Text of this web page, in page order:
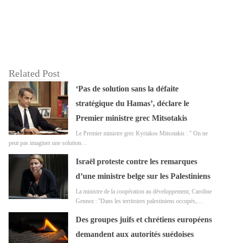
Related Post
‘Pas de solution sans la défaite
stratégique du Hamas’, déclare le
Premier ministre grec Mitsotakis
Le Premier ministre grec Kyriakos Mitsotakis : " On ne
peut pas imaginer une solution…
Israël proteste contre les remarques
d’une ministre belge sur les Palestiniens
La ministre de la coopération au développement, Caroline
Gennez : ''Dans les territoires palestiniens occupés,…
Des groupes juifs et chrétiens européens
demandent aux autorités suédoises